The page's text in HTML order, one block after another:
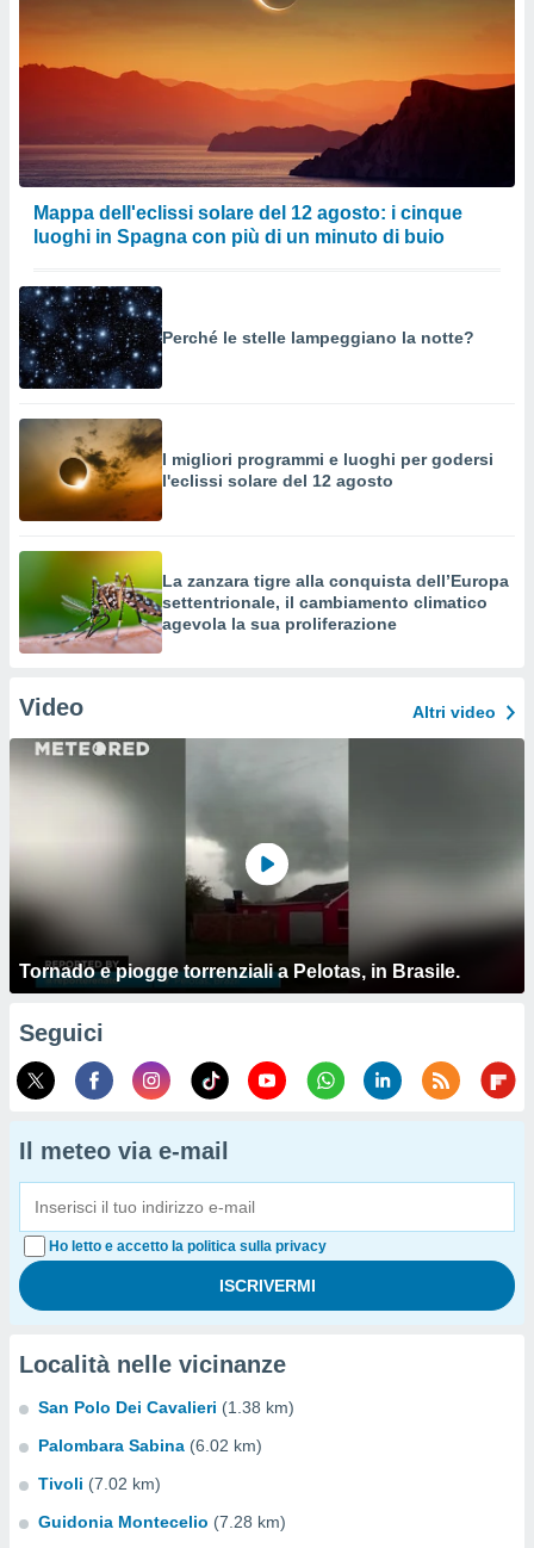
Mappa dell'eclissi solare del 12 agosto: i cinque
luoghi in Spagna con più di un minuto di buio
Perché le stelle lampeggiano la notte?
I migliori programmi e luoghi per godersi
l'eclissi solare del 12 agosto
La zanzara tigre alla conquista dell’Europa
settentrionale, il cambiamento climatico
agevola la sua proliferazione
Video Altri video
Tornado e piogge torrenziali a Pelotas, in Brasile.
Seguici
Il meteo via e-mail
Ho letto e accetto la politica sulla privacy
Località nelle vicinanze
San Polo Dei Cavalieri (1.38 km)
Palombara Sabina (6.02 km)
Tivoli (7.02 km)
Guidonia Montecelio (7.28 km)